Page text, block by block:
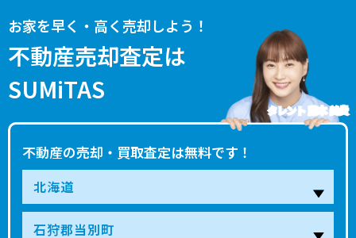
お家を早く・高く売却しよう！
不動産売却査定は
SUMiTAS
不動産の売却・買取査定は無料です！
タレント 藤本 美貴